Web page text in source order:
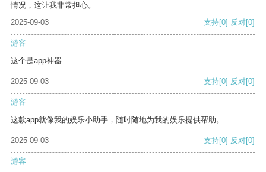
情况，这让我非常担心。
2025-09-03
支持[0] 反对[0]
游客
这个是app神器
2025-09-03 支持[0] 反对[0]
游客
这款app就像我的娱乐小助手，随时随地为我的娱乐提供帮助。
2025-09-03 支持[0] 反对[0]
游客